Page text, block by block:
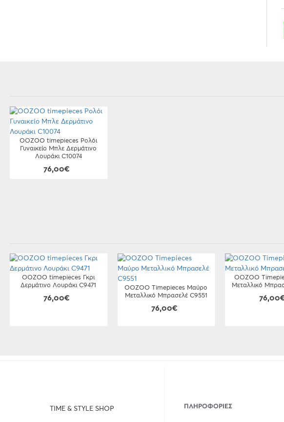
OOZOO timepieces Ρολόι
Γυναικείο Μπλε Δερμάτινο
Λουράκι C10074
76,00€
OOZOO timepieces Γκρι
Δερμάτινο Λουράκι C9471
76,00€
OOZOO Timepieces Μαύρο
Μεταλλικό Μπρασελέ C9551
76,00€
OOZOO
Μεταλλικό
TIME & STYLE SHOP ΠΛΗΡΟΦΟΡΊΕΣ